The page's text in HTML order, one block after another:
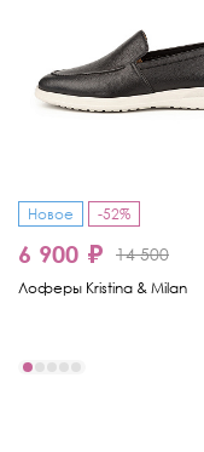
Новое -52%
6 900 ₽ 14 500
Лоферы Kristina & Milan